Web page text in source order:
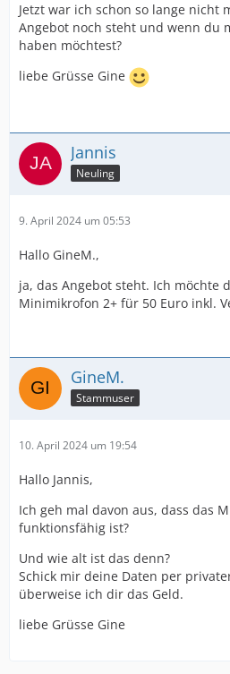
Jetzt war ich schon so lange nicht
Angebot noch steht und wenn du
haben möchtest?
liebe Grüsse Gine
Jannis
Neuling
9. April 2024 um 05:53
Hallo GineM.,
ja, das Angebot steht. Ich möchte
Minimikrofon 2+ für 50 Euro inkl.
GineM.
Stammuser
10. April 2024 um 19:54
Hallo Jannis,
Ich geh mal davon aus, dass das
funktionsfähig ist?
Und wie alt ist das denn?
Schick mir deine Daten per
überweise ich dir das Geld.
liebe Grüsse Gine